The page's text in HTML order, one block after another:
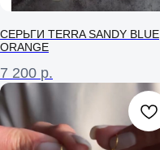
СЕРЬГИ TERRA SANDY BLUE
ORANGE
7 200 р.